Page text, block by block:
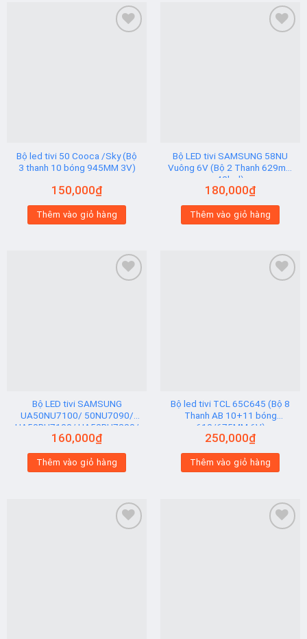
Bộ led tivi 50 Cooca /Sky (Bộ
3 thanh 10 bóng 945MM 3V)
150,000₫
Thêm vào giỏ hàng
Bộ LED tivi SAMSUNG 58NU
Vuông 6V (Bộ 2 Thanh 629mm
42led)
180,000₫
Thêm vào giỏ hàng
Bộ LED tivi SAMSUNG
UA50NU7100/ 50NU7090/
UA50RU7100/ UA50RU7200/
UA50RU7300 (2 thanh viền 6V
N2) Hạt Vuông
160,000₫
Thêm vào giỏ hàng
Bộ led tivi TCL 65C645 (Bộ 8
Thanh AB 10+11 bóng
610/675MM 6V)
250,000₫
Thêm vào giỏ hàng